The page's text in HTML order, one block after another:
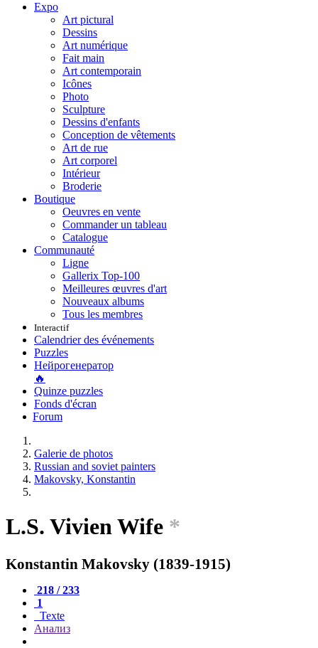
Expo
Art pictural
Dessins
Art numérique
Fait main
Art contemporain
Icônes
Photo
Sculpture
Dessins d'enfants
Conception de vêtements
Art de rue
Art corporel
Intérieur
Broderie
Boutique
Oeuvres en vente
Commander un tableau
Catalogue
Communauté
Ligne
Gallerix Top-100
Meilleures œuvres d'art
Nouveaux albums
Tous les membres
Interactif
Calendrier des événements
Puzzles
Нейрогенератор
🔥
Quinze puzzles
Fonds d'écran
Forum
Galerie de photos
Russian and soviet painters
Makovsky, Konstantin
L.S. Vivien Wife *
Konstantin Makovsky (1839-1915)
218 / 233
1
Texte
Анализ